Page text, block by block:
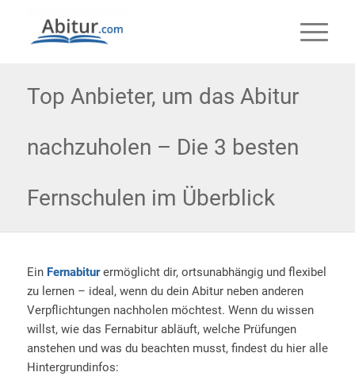
Top Anbieter, um das Abitur
nachzuholen – Die 3 besten
Fernschulen im Überblick
Ein Fernabiturermöglicht dir, ortsunabhängig und flexibel
zu lernen – ideal, wenn du dein Abitur neben anderen
Verpflichtungen nachholen möchtest. Wenn du wissen
willst, wie das Fernabitur abläuft, welche Prüfungen
anstehen und was du beachten musst, findest du hier alle
Hintergrundinfos: